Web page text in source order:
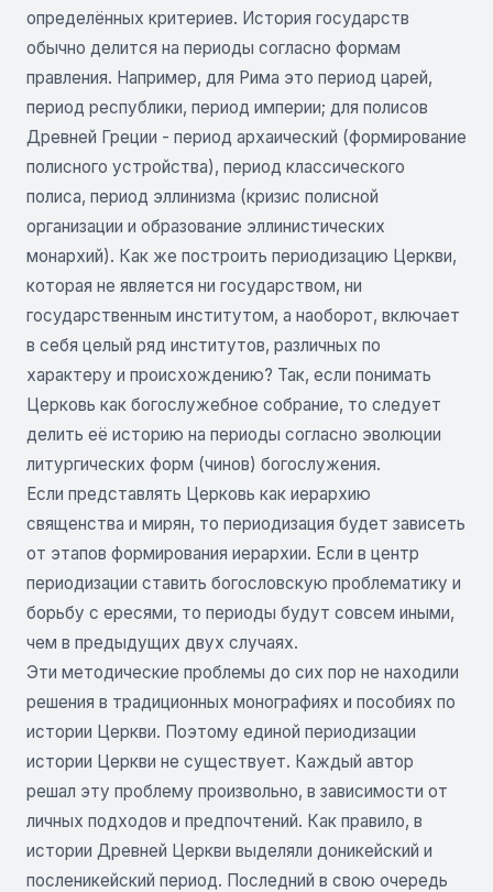
определённых критериев. История государств
обычно делится на периоды согласно формам
правления. Например, для Рима это период царей,
период республики, период империи; для полисов
Древней Греции - период архаический (формирование
полисного устройства), период классического
полиса, период эллинизма (кризис полисной
организации и образование эллинистических
монархий). Как же построить периодизацию Церкви,
которая не является ни государством, ни
государственным институтом, а наоборот, включает
в себя целый ряд институтов, различных по
характеру и происхождению? Так, если понимать
Церковь как богослужебное собрание, то следует
делить её историю на периоды согласно эволюции
литургических форм (чинов) богослужения.
Если представлять Церковь как иерархию
священства и мирян, то периодизация будет зависеть
от этапов формирования иерархии. Если в центр
периодизации ставить богословскую проблематику и
борьбу с ересями, то периоды будут совсем иными,
чем в предыдущих двух случаях.
Эти методические проблемы до сих пор не находили
решения в традиционных монографиях и пособиях по
истории Церкви. Поэтому единой периодизации
истории Церкви не существует. Каждый автор
решал эту проблему произвольно, в зависимости от
личных подходов и предпочтений. Как правило, в
истории Древней Церкви выделяли доникейский и
посленикейский период. Последний в свою очередь